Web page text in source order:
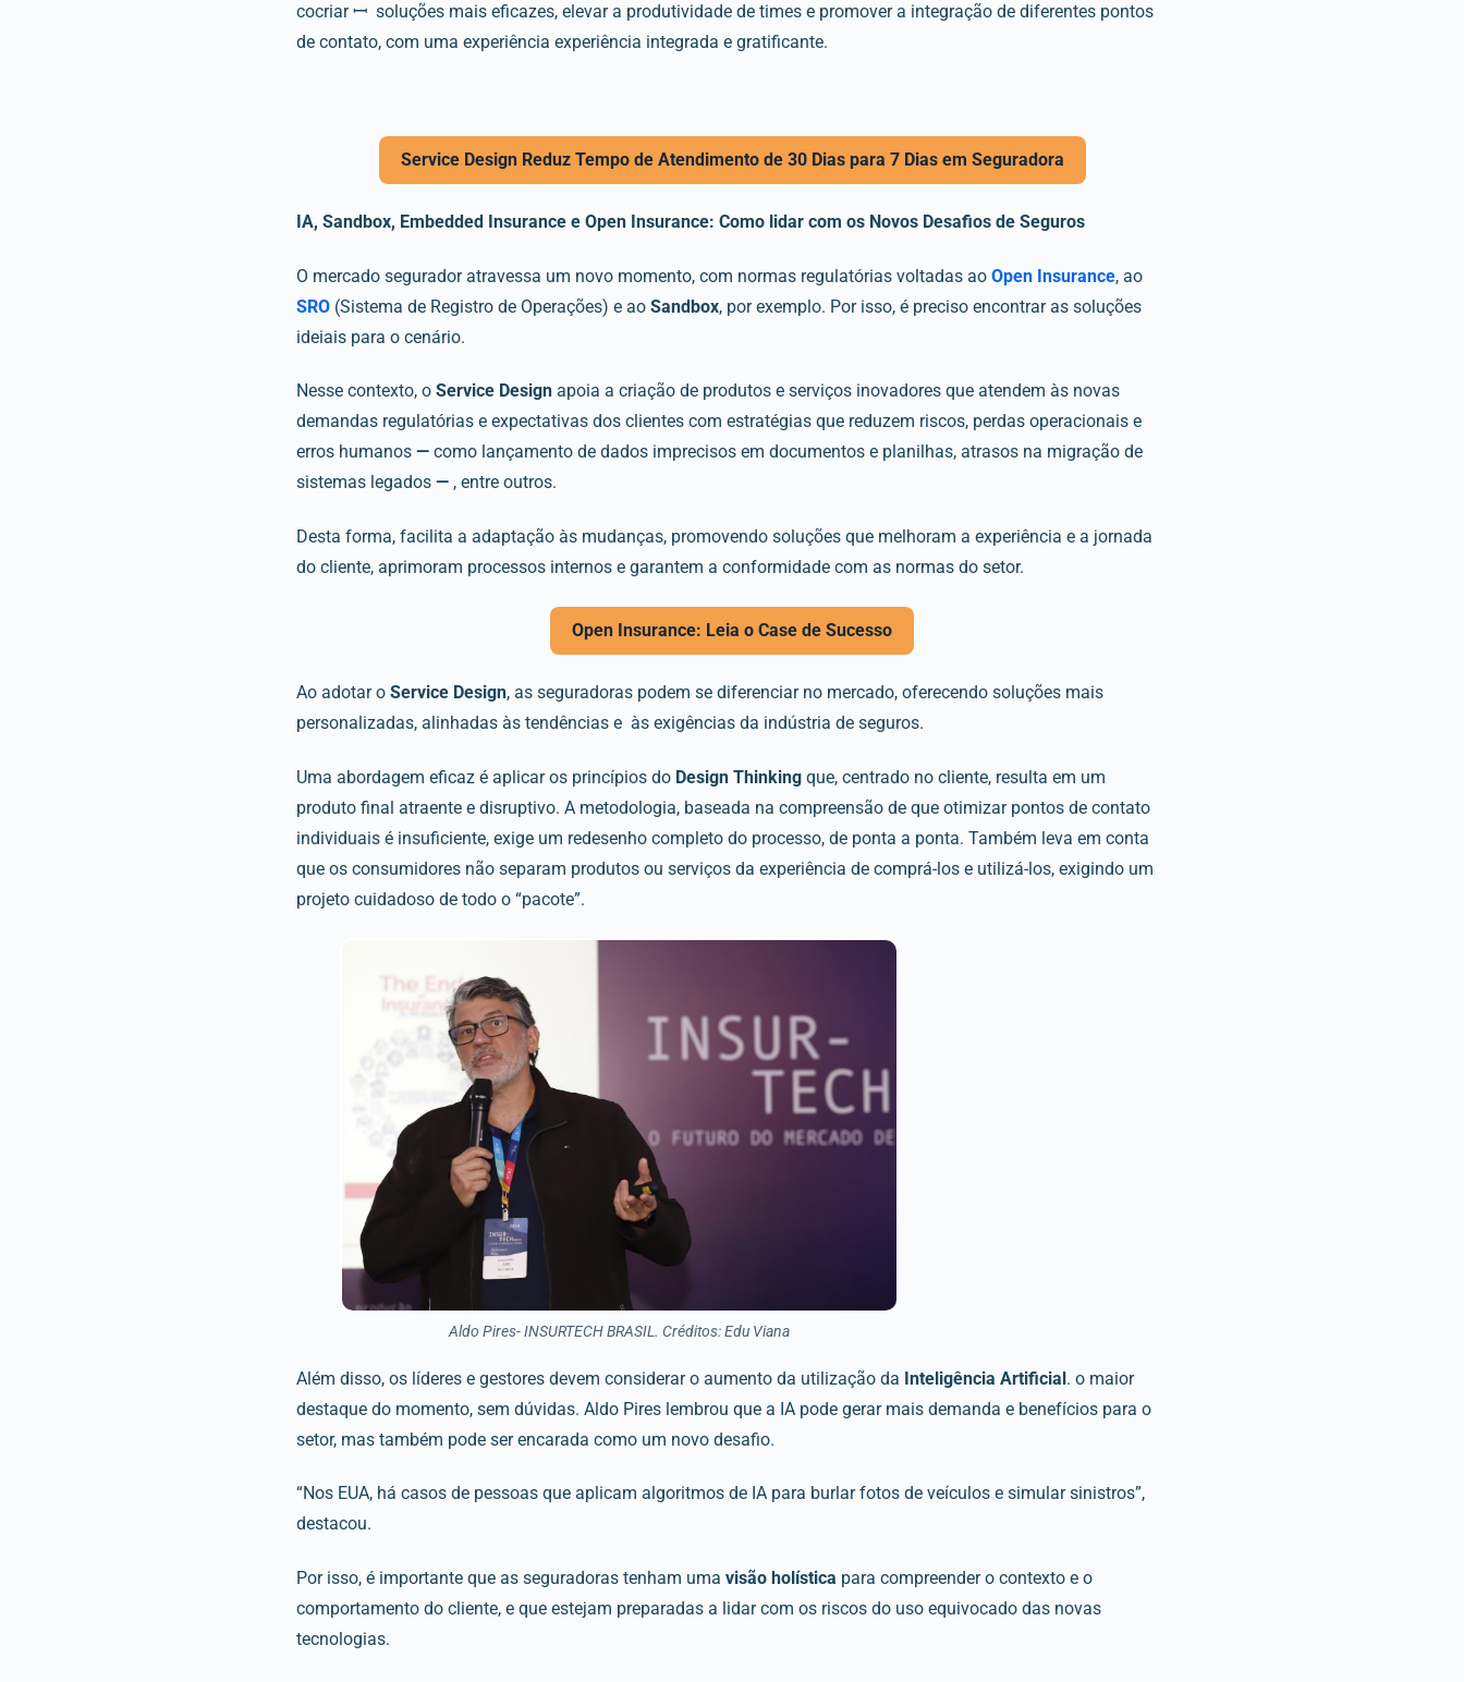
cocriar ꟷ soluções mais eficazes, elevar a produtividade de times e promover a integração de diferentes pontos
de contato, com uma experiência experiência integrada e gratificante.
Service Design Reduz Tempo de Atendimento de 30 Dias para 7 Dias em Seguradora
IA, Sandbox, Embedded Insurance e Open Insurance: Como lidar com os Novos Desafios de Seguros
O mercado segurador atravessa um novo momento, com normas regulatórias voltadas ao Open Insurance, ao
SRO (Sistema de Registro de Operações) e ao Sandbox, por exemplo. Por isso, é preciso encontrar as soluções
ideiais para o cenário.
Nesse contexto, o Service Design apoia a criação de produtos e serviços inovadores que atendem às novas
demandas regulatórias e expectativas dos clientes com estratégias que reduzem riscos, perdas operacionais e
erros humanos — como lançamento de dados imprecisos em documentos e planilhas, atrasos na migração de
sistemas legados — , entre outros.
Desta forma, facilita a adaptação às mudanças, promovendo soluções que melhoram a experiência e a jornada
do cliente, aprimoram processos internos e garantem a conformidade com as normas do setor.
Open Insurance: Leia o Case de Sucesso
Ao adotar o Service Design, as seguradoras podem se diferenciar no mercado, oferecendo soluções mais
personalizadas, alinhadas às tendências e às exigências da indústria de seguros.
Uma abordagem eficaz é aplicar os princípios do Design Thinking que, centrado no cliente, resulta em um
produto final atraente e disruptivo. A metodologia, baseada na compreensão de que otimizar pontos de contato
individuais é insuficiente, exige um redesenho completo do processo, de ponta a ponta. Também leva em conta
que os consumidores não separam produtos ou serviços da experiência de comprá-los e utilizá-los, exigindo um
projeto cuidadoso de todo o “pacote”.
Aldo Pires- INSURTECH BRASIL. Créditos: Edu Viana
Além disso, os líderes e gestores devem considerar o aumento da utilização da Inteligência Artificial. o maior
destaque do momento, sem dúvidas. Aldo Pires lembrou que a IA pode gerar mais demanda e benefícios para o
setor, mas também pode ser encarada como um novo desafio.
“Nos EUA, há casos de pessoas que aplicam algoritmos de IA para burlar fotos de veículos e simular sinistros”,
destacou.
Por isso, é importante que as seguradoras tenham uma visão holística para compreender o contexto e o
comportamento do cliente, e que estejam preparadas a lidar com os riscos do uso equivocado das novas
tecnologias.